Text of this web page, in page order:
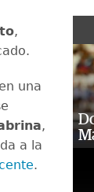
,
una
,
a la
.